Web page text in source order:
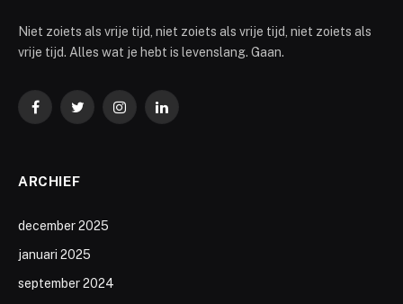
Niet zoiets als vrije tijd, niet zoiets als vrije tijd, niet zoiets als
vrije tijd. Alles wat je hebt is levenslang. Gaan.
FacebookTwitterInstagramLinkedIn
ARCHIEF
december 2025
januari 2025
september 2024